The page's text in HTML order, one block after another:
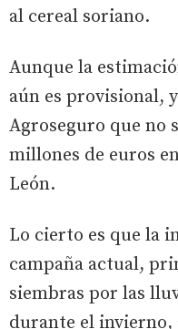
al cereal soriano.
Aunque la
aún es provisional,
Agroseguro que no
millones de euros
León.
Lo cierto es que la
campaña actual,
siembras por las
durante el